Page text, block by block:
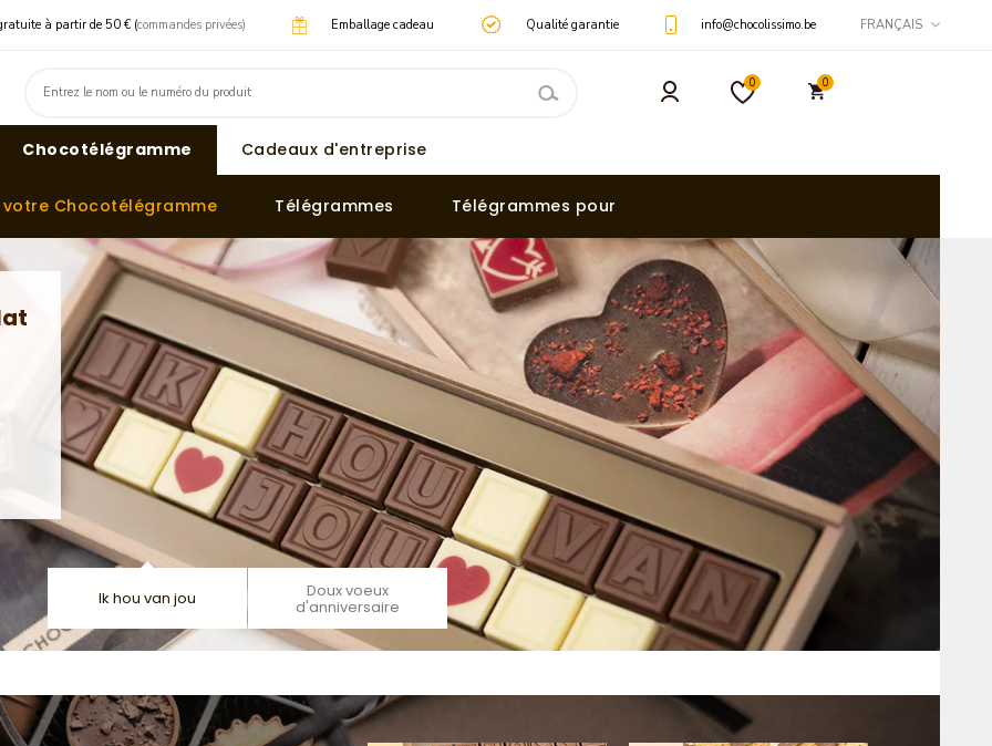
à partir de 50 € (commandes privées) Emballage cadeau Qualité garantie info@chocolissimo.be FRANÇAIS
0 0
Chocotélégramme Cadeaux d'entreprise
votre Chocotélégramme Télégrammes Télégrammes pour
Ik hou van jou Doux voeux
d'anniversaire